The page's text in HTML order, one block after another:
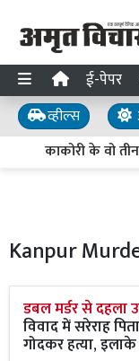
ई-पेपर
व्हील्स
काकोरी के वो
Kanpur
डबल मर्डर से दहला
विवाद में सरेराह
गोदकर हत्या,